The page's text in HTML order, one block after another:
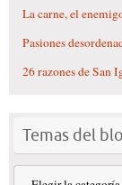
La carne, el
Pasiones
26 razones de San
Temas del